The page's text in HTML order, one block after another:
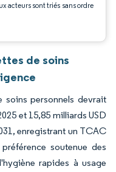
acteurs sont triés sans ordre
de soins
soins personnels devrait
et 15,85 milliards USD
enregistrant un TCAC
soutenue des
rapides à usage